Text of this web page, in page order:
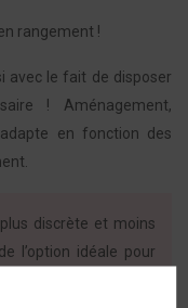
rangement !
avec le fait de disposer
! Aménagement,
en fonction des
discrète et moins
l’option idéale pour